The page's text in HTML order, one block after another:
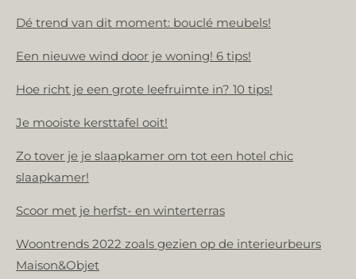
Dé trend van dit moment: bouclé meubels!
Een nieuwe wind door je woning! 6 tips!
Hoe richt je een grote leefruimte in? 10 tips!
Je mooiste kersttafel ooit!
Zo tover je je slaapkamer om tot een hotel chic
slaapkamer!
Scoor met je herfst- en winterterras
Woontrends 2022 zoals gezien op de interieurbeurs
Maison&Objet